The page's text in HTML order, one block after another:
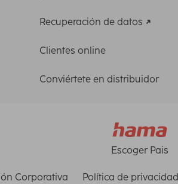
Recuperación de datos
Clientes online
Conviértete en distribuidor
Escoger Pais
Corporativa Política de privacidad